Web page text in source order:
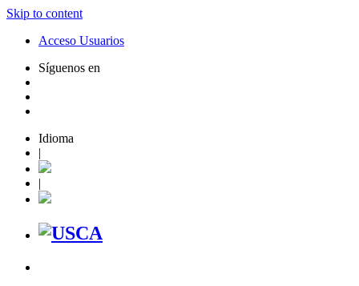
Skip to content
Acceso Usuarios
Síguenos en
Idioma
|
|